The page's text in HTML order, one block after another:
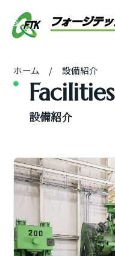
Facilities
設備紹介
ホーム 設備紹介